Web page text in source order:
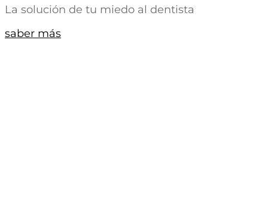
La solución de tu miedo al dentista
saber más